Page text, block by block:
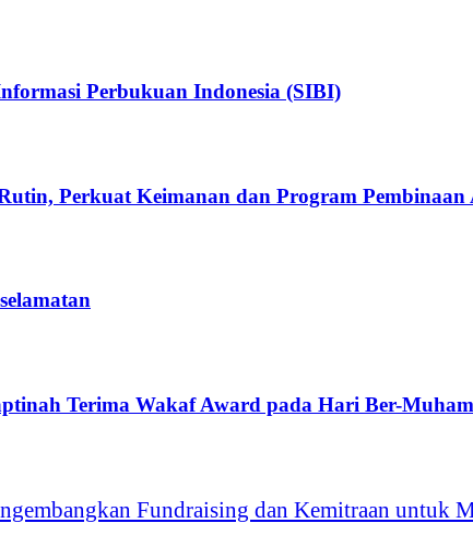
Perbukuan Indonesia (SIBI)
Perkuat Keimanan dan Program Pembinaan
Terima Wakaf Award pada Hari Ber-
Fundraising dan Kemitraan untuk